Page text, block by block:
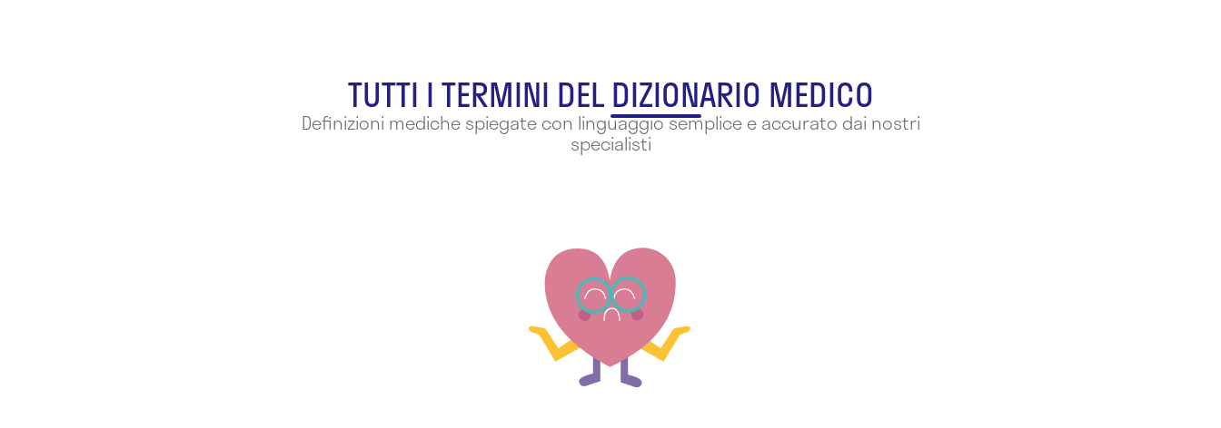
TUTTI I TERMINI DEL DIZIONARIO MEDICO
Definizioni mediche spiegate con linguaggio semplice e accurato dai nostri
specialisti